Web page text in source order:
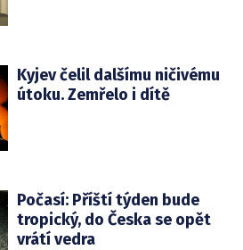
Kyjev čelil dalšímu ničivému
útoku. Zemřelo i dítě
Počasí: Příští týden bude
tropický, do Česka se opět
vrátí vedra